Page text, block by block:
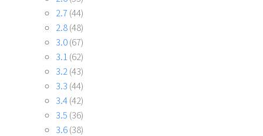
2.7 (44)
2.8(48)
3.0(67)
3.1 (62)
3.2 (43)
3.3 (44)
3.4(42)
3.5 (36)
3.6(38)